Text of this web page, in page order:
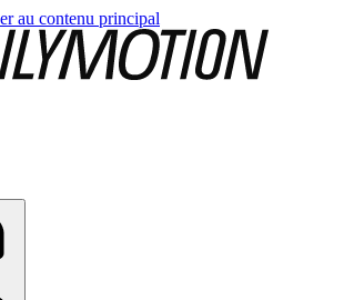
au contenu principal